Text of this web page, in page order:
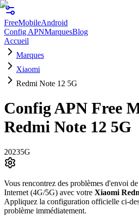
FreeMobileAndroid
Config APNMarquesBlog
Accueil
Marques
Xiaomi
Redmi Note 12 5G
Config APN Free
Redmi Note 12 5G
20235G
Vous rencontrez des problèmes d'envoi
Internet (4G/5G) avec votre Xiaomi
Appliquez la configuration officielle ci-
problème immédiatement.